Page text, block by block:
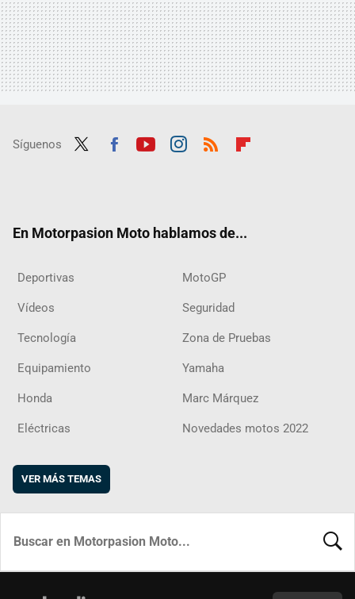
Síguenos
En Motorpasion Moto hablamos de...
Deportivas MotoGP
Vídeos Seguridad
Tecnología Zona de Pruebas
Equipamiento Yamaha
Honda Marc Márquez
Eléctricas Novedades motos 2022
VER MÁS TEMAS